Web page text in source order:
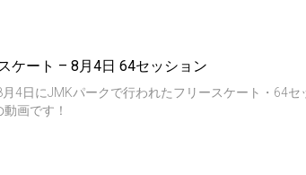
ケート – 8月4日 64セッション
4日にJMKパークで行われたフリースケート・64セ
画です！